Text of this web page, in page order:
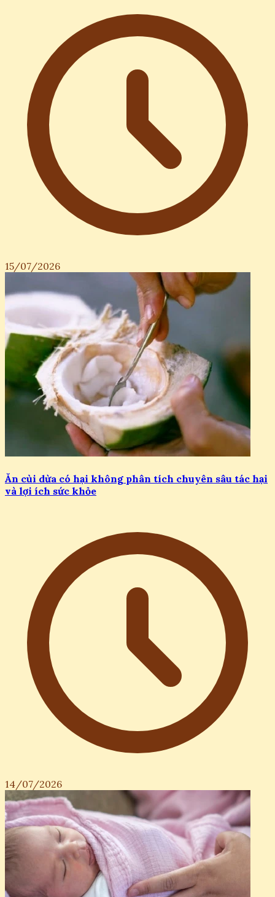
15/07/2026
Ăn cùi dừa có hại không phân tích chuyên sâu tác hại
và lợi ích sức khỏe
14/07/2026